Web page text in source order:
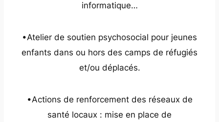
informatique…
•Atelier de soutien psychosocial pour jeunes
enfants dans ou hors des camps de réfugiés
et/ou déplacés.
•Actions de renforcement des réseaux de
santé locaux : mise en place de